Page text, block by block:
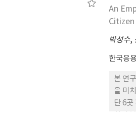
An
박성수,
한국응
본 연
을 미
단 6